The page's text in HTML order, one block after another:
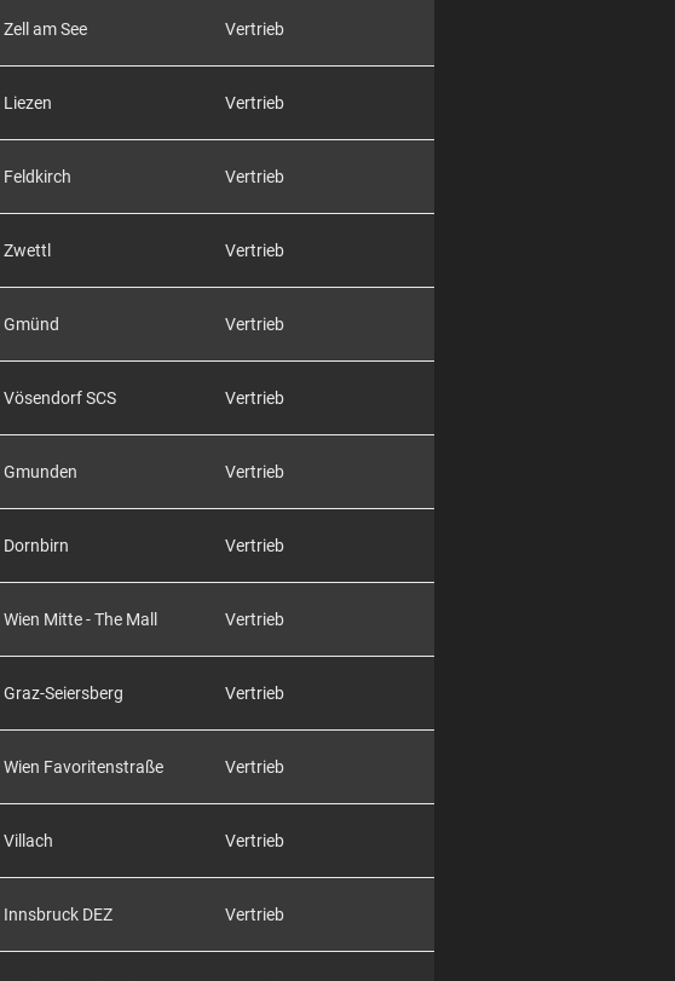
Zell am See Vertrieb
Liezen Vertrieb
Feldkirch Vertrieb
Zwettl Vertrieb
Gmünd Vertrieb
Vösendorf SCS Vertrieb
Gmunden Vertrieb
Dornbirn Vertrieb
Wien Mitte - The Mall Vertrieb
Graz-Seiersberg Vertrieb
Wien Favoritenstraße Vertrieb
Villach Vertrieb
Innsbruck DEZ Vertrieb